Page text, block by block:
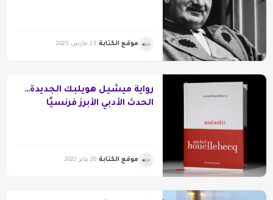
موقع الكتابة 23 مارس 2025
رواية ميشيل هويلبك الجديدة…
الحدث الأدبي الأبرز فرنسيًا
موقع الكتابة 20 يناير 2022